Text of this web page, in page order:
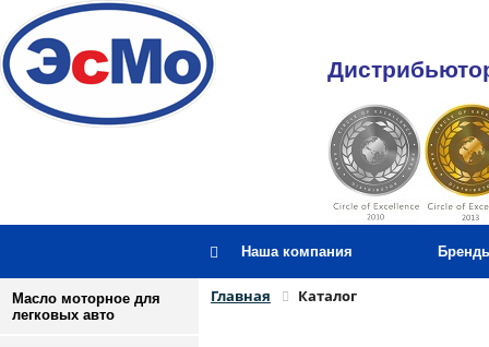
Наша компания
Масло моторное для
легковых авто
Главная Каталог